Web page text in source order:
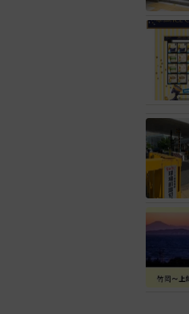
その
急「
姿を消
いま